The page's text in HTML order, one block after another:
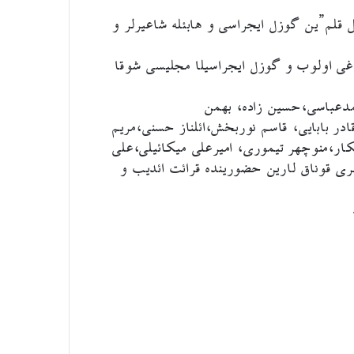
قلم”ین گوزل ایجراسی و هابئله شاعیرلر و
اولوب و گوزل ایجراسیلا مجلیسی شوقا
زاده، بهمن
بابایی، قاسم نوربخش،ائلناز حسنی،مریم
تیموری، امیرعلی میکائیلی،علی
قوناق لارین حضورینده قرائت ائدیب و